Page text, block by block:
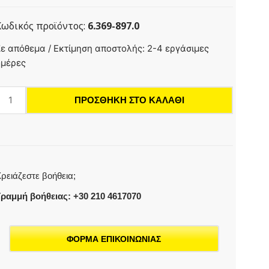
προϊόντος: 6.369-897.0
απόθεμα / Εκτίμηση αποστολής: 2-4 εργάσιμες
φυσικό,
430
ΠΡΟΣΘΉΚΗ ΣΤΟ ΚΑΛΆΘΙ
βοήθεια;
βοήθειας: +30 210 4617070
ΦΟΡΜΑ ΕΠΙΚΟΙΝΩΝΙΑΣ